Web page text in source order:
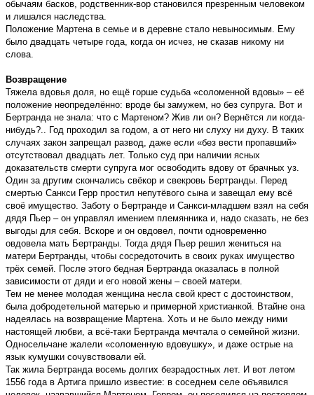
обычаям басков, родственник-вор становился презренным человеком
и лишался наследства.
Положение Мартена в семье и в деревне стало невыносимым. Ему
было двадцать четыре года, когда он исчез, не сказав никому ни
слова.
Возвращение
Тяжела вдовья доля, но ещё горше судьба «соломенной вдовы» – её
положение неопределённо: вроде бы замужем, но без супруга. Вот и
Бертранда не знала: что с Мартеном? Жив ли он? Вернётся ли когда-
нибудь?.. Год проходил за годом, а от него ни слуху ни духу. В таких
случаях закон запрещал развод, даже если «без вести пропавший»
отсутствовал двадцать лет. Только суд при наличии ясных
доказательств смерти супруга мог освободить вдову от брачных уз.
Один за другим скончались свёкор и свекровь Бертранды. Перед
смертью Санкси Герр простил непутёвого сына и завещал ему всё
своё имущество. Заботу о Бертранде и Санкси-младшем взял на себя
дядя Пьер – он управлял имением племянника и, надо сказать, не без
выгоды для себя. Вскоре и он овдовел, почти одновременно
овдовела мать Бертранды. Тогда дядя Пьер решил жениться на
матери Бертранды, чтобы сосредоточить в своих руках имущество
трёх семей. После этого бедная Бертранда оказалась в полной
зависимости от дяди и его новой жены – своей матери.
Тем не менее молодая женщина несла свой крест с достоинством,
была добродетельной матерью и примерной христианкой. Втайне она
надеялась на возвращение Мартена. Хоть и не было между ними
настоящей любви, а всё-таки Бертранда мечтала о семейной жизни.
Односельчане жалели «соломенную вдовушку», и даже острые на
язык кумушки сочувствовали ей.
Так жила Бертранда восемь долгих безрадостных лет. И вот летом
1556 года в Артига пришло известие: в соседнем селе объявился